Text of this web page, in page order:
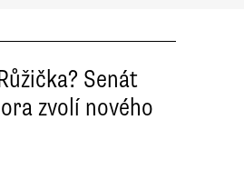
Senát
zvolí nového